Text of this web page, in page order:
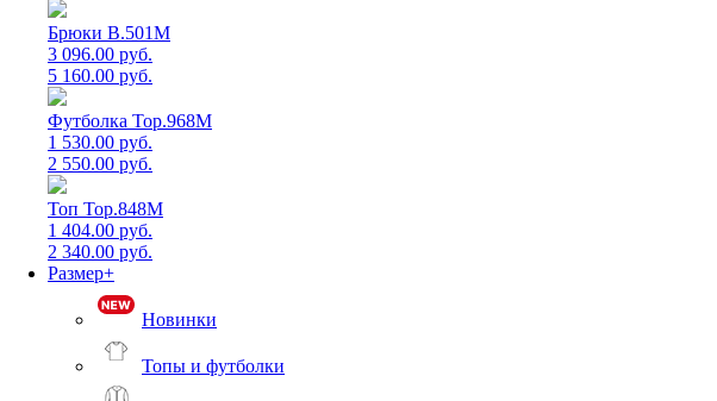
Брюки B.501M
3 096.00 руб.
5 160.00 руб.
Футболка Top.968M
1 530.00 руб.
2 550.00 руб.
Топ Top.848M
1 404.00 руб.
2 340.00 руб.
Размер+
Новинки
Топы и футболки